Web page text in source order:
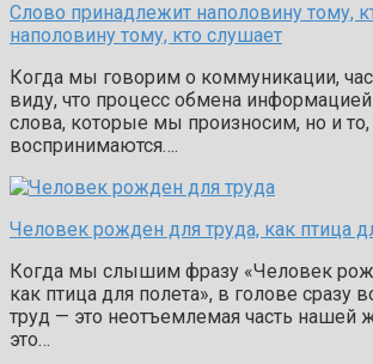
Слово принадлежит наполовину тому,
наполовину тому, кто слушает
Когда мы говорим о коммуникации,
виду, что процесс обмена
слова, которые мы произносим, но и то,
воспринимаются….
Человек рожден для труда, как птица
Когда мы слышим фразу «Человек
как птица для полета», в голове сразу
труд — это неотъемлемая часть нашей
это…